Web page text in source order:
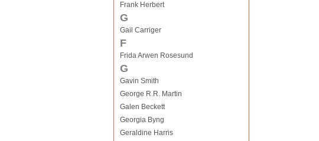
Frank Herbert
G
Gail Carriger
F
Frida Arwen Rosesund
G
Gavin Smith
George R.R. Martin
Galen Beckett
Georgia Byng
Geraldine Harris